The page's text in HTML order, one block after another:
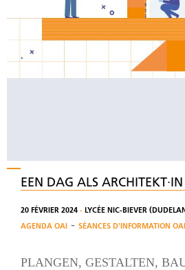
EEN DAG ALS
20 FÉVRIER 2024 - LYCÉE NIC-BIEVER
AGENDA OAI - SÉANCES D'INFORMATION OAI
PLANGEN, GESTALTEN,